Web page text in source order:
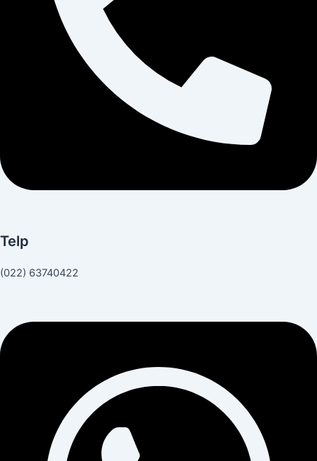
Telp
(022) 63740422